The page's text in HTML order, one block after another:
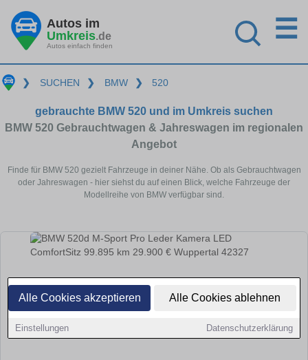
Alle Cookies akzeptieren Alle Cookies ablehnen
Einstellungen Datenschutzerklärung
Autos im
Umkreis.de
Autos einfach finden
☰
❯ SUCHEN ❯ BMW ❯ 520
gebrauchte BMW 520 und im Umkreis suchen
BMW 520 Gebrauchtwagen & Jahreswagen im regionalen
Angebot
Finde für BMW 520 gezielt Fahrzeuge in deiner Nähe. Ob als Gebrauchtwagen
oder Jahreswagen - hier siehst du auf einen Blick, welche Fahrzeuge der
Modellreihe von BMW verfügbar sind.